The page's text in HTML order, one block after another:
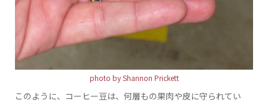
photo by Shannon Prickett
このように、コーヒー豆は、何層もの果肉や皮に守られてい